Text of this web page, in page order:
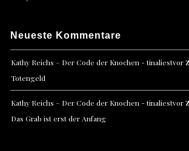
Neueste Kommentare
Kathy Reichs – Der Code der Knochen - tinaliestvor
Totengeld
Kathy Reichs – Der Code der Knochen - tinaliestvor
Das Grab ist erst der Anfang